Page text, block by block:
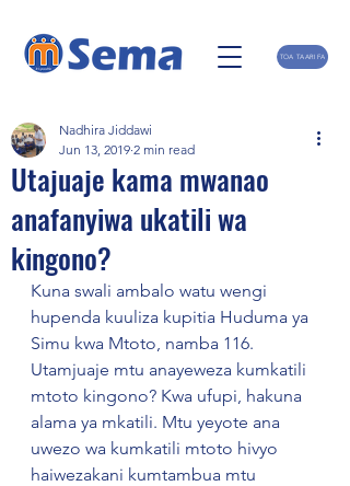
TOA TAARIFA
Utajuaje kama mwanao
anafanyiwa ukatili wa
kingono?
Nadhira Jiddawi
Jun 13, 2019 2 min read
Kuna swali ambalo watu wengi
hupenda kuuliza kupitia Huduma ya
Simu kwa Mtoto, namba 116.
Utamjuaje mtu anayeweza kumkatili
mtoto kingono? Kwa ufupi, hakuna
alama ya mkatili. Mtu yeyote ana
uwezo wa kumkatili mtoto hivyo
haiwezakani kumtambua mtu